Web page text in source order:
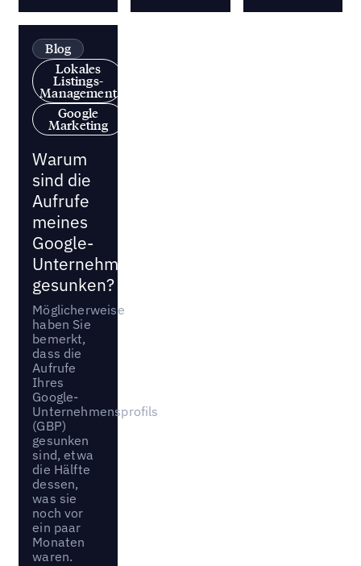
Blog
Lokales
Listings-
Management
Google
Marketing
Warum
sind die
Aufrufe
meines
Google-
Unternehmensprofils
gesunken?
Möglicherweise
haben Sie
bemerkt,
dass die
Aufrufe
Ihres
Google-
Unternehmensprofils
(GBP)
gesunken
sind, etwa
die Hälfte
dessen,
was sie
noch vor
ein paar
Monaten
waren.